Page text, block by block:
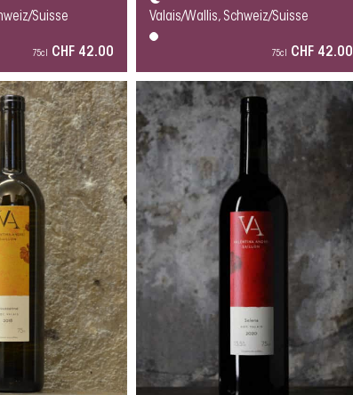
Suisse
75cl CHF 42.00
Valais/Wallis, Schweiz/Suisse
75cl CHF 42.00